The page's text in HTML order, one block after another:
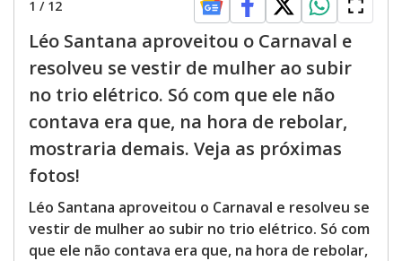
1 / 12
Léo Santana aproveitou o Carnaval e
resolveu se vestir de mulher ao subir
no trio elétrico. Só com que ele não
contava era que, na hora de rebolar,
mostraria demais. Veja as próximas
fotos!
Léo Santana aproveitou o Carnaval e resolveu se
vestir de mulher ao subir no trio elétrico. Só com
que ele não contava era que, na hora de rebolar,